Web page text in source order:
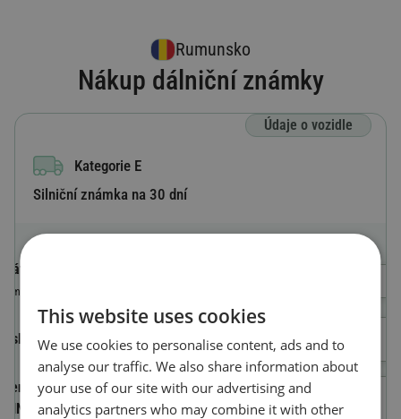
Rumunsko
Nákup dálniční známky
Údaje o vozidle
Kategorie E
Silniční známka na 30 dní
Státní poznávací značka
Země, ve které je vozidlo registrováno
Číslo registrační značky
Identifikační číslo vozidla
(VIN)
This website uses cookies
We use cookies to personalise content, ads and to
analyse our traffic. We also share information about
your use of our site with our advertising and
analytics partners who may combine it with other